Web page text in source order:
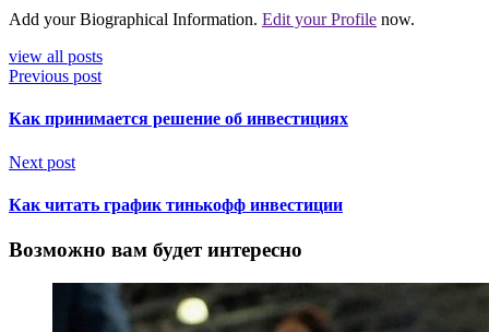
Add your Biographical Information. Edit your Profile now.
view all posts
Previous post
Как принимается решение об инвестициях
Next post
Как читать график тинькофф инвестиции
Возможно вам будет интересно